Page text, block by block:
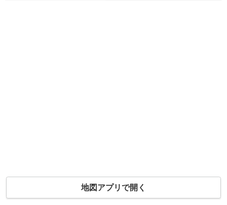
地図アプリで開く